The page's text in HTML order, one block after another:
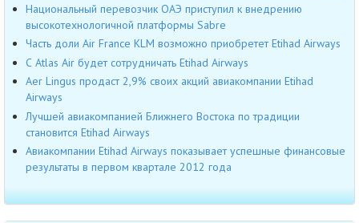
Национальный перевозчик ОАЭ приступил к внедрению
высокотехнологичной платформы Sabre
Часть доли Air France KLM возможно приобретет Etihad Airways
С Atlas Air будет сотрудничать Etihad Airways
Aer Lingus продаст 2,9% своих акций авиакомпании Etihad
Airways
Лучшей авиакомпанией Ближнего Востока по традиции
становится Etihad Airways
Авиакомпании Etihad Airways показывает успешные финансовые
результаты в первом квартале 2012 года